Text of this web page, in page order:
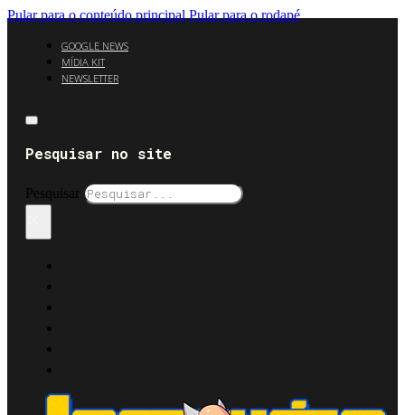
Pular para o conteúdo principal Pular para o rodapé
GOOGLE NEWS
MÍDIA KIT
NEWSLETTER
Pesquisar no site
Pesquisar